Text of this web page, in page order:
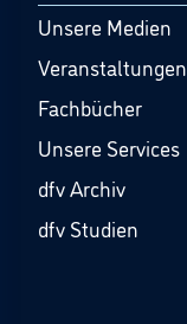
Unsere Medien
Veranstaltungen
Fachbücher
Unsere Services
dfv Archiv
dfv Studien